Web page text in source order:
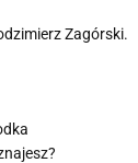
Zagórski.